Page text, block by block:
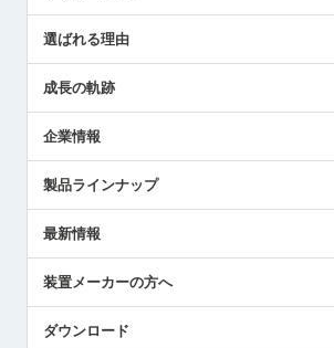
解決策提案
選ばれる理由
成長の軌跡
企業情報
ごあいさつ
受賞履歴
採用情報
国/地域/言語
製品ラインナップ
ツールセッタ製品
エアマイクロセンサ製品
最新情報
メトロールの技術
社員ブログ
装置メーカーの方へ
ダウンロード